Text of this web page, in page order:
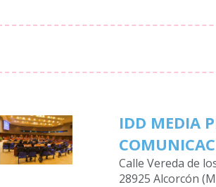
IDD MEDIA
Calle Vereda de
28925 Alcorcón